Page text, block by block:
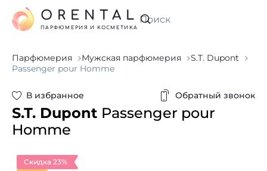
Искать
ORENTAL
ПАРФЮМЕРИЯ И КОСМЕТИКА
Парфюмерия Мужская парфюмерия
S.T. Dupont
Passenger pour Homme
В избранное Обратный звонок
S.T. Dupont Passenger pour
Homme
Скидка 23%